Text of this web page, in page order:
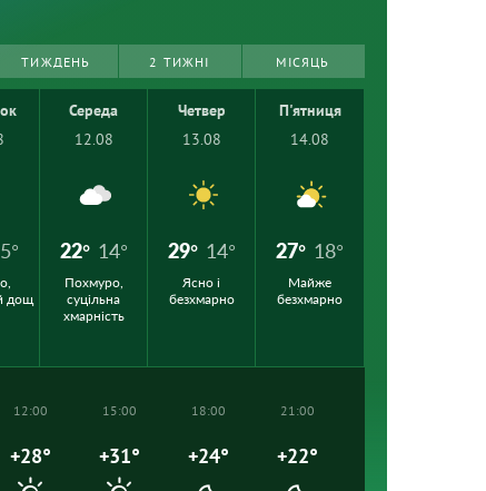
ТИЖДЕНЬ 2 ТИЖНІ МІСЯЦЬ
дощ
Середа
12.08
22° 14°
Похмуро,
суцільна
хмарність
Четвер
13.08
29° 14°
Ясно і
безхмарно
П'ятниця
14.08
27° 18°
Майже
безхмарно
12:00
+28°
15:00
+31°
18:00
+24°
21:00
+22°